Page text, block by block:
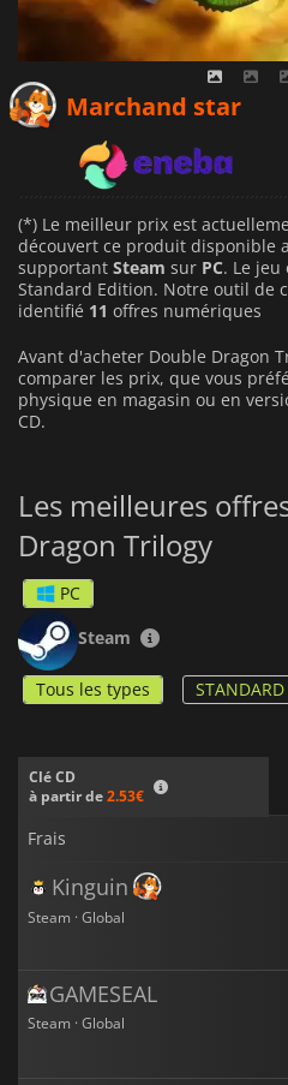
Marchand star
(*) Le meilleur prix est
découvert ce produit disponible
supportant Steam sur PC. Le
Standard Edition. Notre outil de
identifié 11 offres numériques
Avant d'acheter Double Dragon
comparer les prix, que vous
physique en magasin ou en
CD.
Les meilleures
Dragon Trilogy
PC
Steam
Tous les types
Clé CD
à partir de2.53€
Frais
Kinguin
Steam · Global
GAMESEAL
Steam · Global